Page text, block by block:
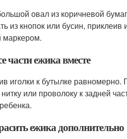
овал из коричневой
из кнопок или бусин,
маркером.
части ежика вместе
иголки к бутылке
или проволоку к задней
ежика дополнительно